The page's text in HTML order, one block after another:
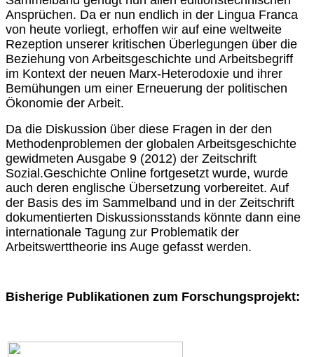
Ansprüchen. Da er nun endlich in der Lingua Franca
von heute vorliegt, erhoffen wir auf eine weltweite
Rezeption unserer kritischen Überlegungen über die
Beziehung von Arbeitsgeschichte und Arbeitsbegriff
im Kontext der neuen Marx-Heterodoxie und ihrer
Bemühungen um einer Erneuerung der politischen
Ökonomie der Arbeit.
Da die Diskussion über diese Fragen in der den
Methodenproblemen der globalen Arbeitsgeschichte
gewidmeten Ausgabe 9 (2012) der Zeitschrift
Sozial.Geschichte Online fortgesetzt wurde, wurde
auch deren englische Übersetzung vorbereitet. Auf
der Basis des im Sammelband und in der Zeitschrift
dokumentierten Diskussionsstands könnte dann eine
internationale Tagung zur Problematik der
Arbeitswerttheorie ins Auge gefasst werden.
Bisherige Publikationen zum Forschungsprojekt: